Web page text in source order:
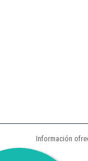
Información